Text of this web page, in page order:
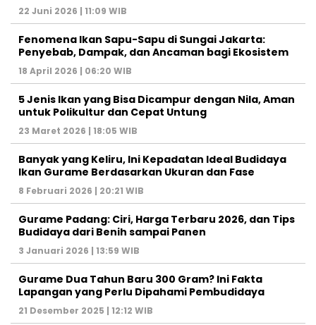
22 Juni 2026 | 11:09 WIB
Fenomena Ikan Sapu-Sapu di Sungai Jakarta:
Penyebab, Dampak, dan Ancaman bagi Ekosistem
18 April 2026 | 06:20 WIB
5 Jenis Ikan yang Bisa Dicampur dengan Nila, Aman
untuk Polikultur dan Cepat Untung
23 Maret 2026 | 18:05 WIB
Banyak yang Keliru, Ini Kepadatan Ideal Budidaya
Ikan Gurame Berdasarkan Ukuran dan Fase
8 Februari 2026 | 20:21 WIB
Gurame Padang: Ciri, Harga Terbaru 2026, dan Tips
Budidaya dari Benih sampai Panen
3 Januari 2026 | 13:59 WIB
Gurame Dua Tahun Baru 300 Gram? Ini Fakta
Lapangan yang Perlu Dipahami Pembudidaya
21 Desember 2025 | 12:12 WIB